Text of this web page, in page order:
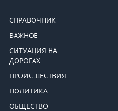
СПРАВОЧНИК
ВАЖНОЕ
СИТУАЦИЯ НА
ДОРОГАХ
ПРОИСШЕСТВИЯ
ПОЛИТИКА
ОБЩЕСТВО